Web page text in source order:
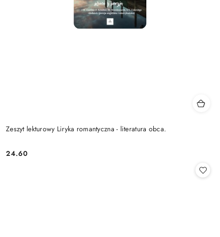
Zeszyt lekturowy Liryka romantyczna - literatura obca.
Cena:
24.60